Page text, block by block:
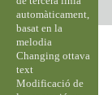
automàticament,
basat en la
melodia
Changing ottava
text
Modificació de